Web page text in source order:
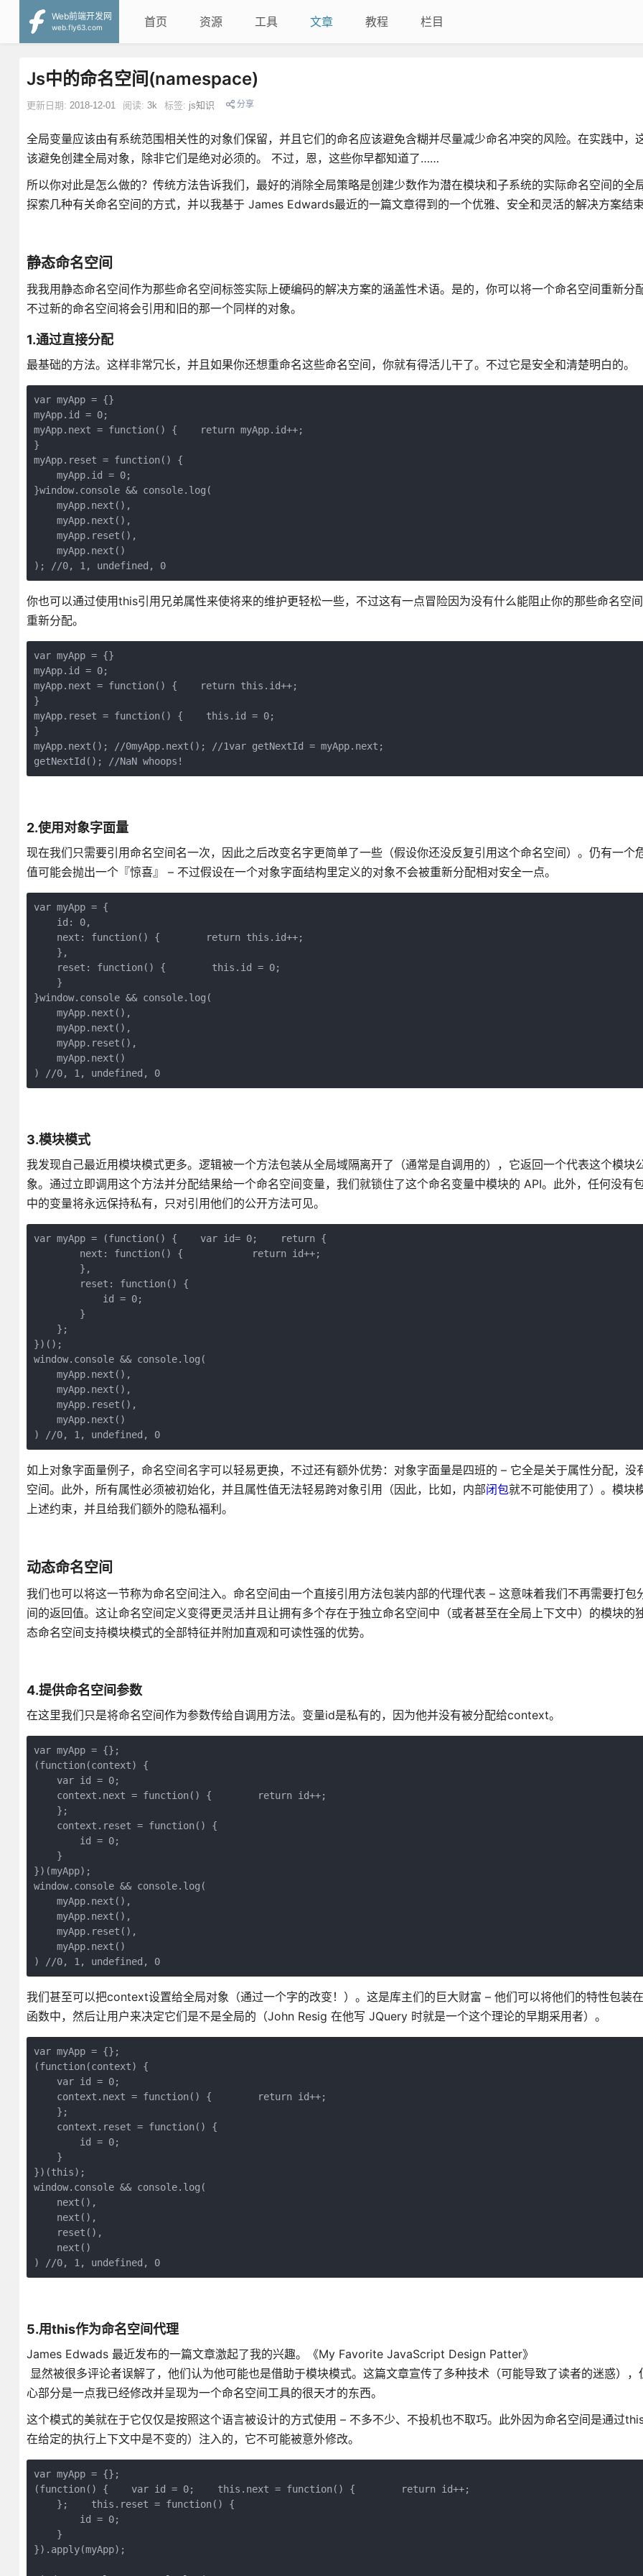
Web前端开发网
web.fly63.com
首页 资源 工具 文章 教程 栏目
Js中的命名空间(namespace)
更新日期: 2018-12-01 阅读: 3k 标签: js知识 分享
全局变量应该由有系统范围相关性的对象们保留，并且它们的命名应该避免含糊并尽量减少命名冲突的风险。在实践中，
该避免创建全局对象，除非它们是绝对必须的。 不过，恩，这些你早都知道了……
所以你对此是怎么做的？传统方法告诉我们，最好的消除全局策略是创建少数作为潜在模块和子系统的实际命名空间的全
探索几种有关命名空间的方式，并以我基于 James Edwards最近的一篇文章得到的一个优雅、安全和灵活的解决方案结束
静态命名空间
我我用静态命名空间作为那些命名空间标签实际上硬编码的解决方案的涵盖性术语。是的，你可以将一个命名空间重新分
不过新的命名空间将会引用和旧的那一个同样的对象。
1.通过直接分配
最基础的方法。这样非常冗长，并且如果你还想重命名这些命名空间，你就有得活儿干了。不过它是安全和清楚明白的。
var myApp = {}
myApp.id = 0;
myApp.next = function() {    return myApp.id++;
}
myApp.reset = function() {
myApp.id = 0;
}window.console && console.log(
myApp.next(),
myApp.next(),
myApp.reset(),
myApp.next()
); //0, 1, undefined, 0
你也可以通过使用this引用兄弟属性来使将来的维护更轻松一些，不过这有一点冒险因为没有什么能阻止你的那些命名空
重新分配。
var myApp = {}
myApp.id = 0;
myApp.next = function() {    return this.id++;
}
myApp.reset = function() {    this.id = 0;
}
myApp.next(); //0myApp.next(); //1var getNextId = myApp.next;
getNextId(); //NaN whoops!
2.使用对象字面量
现在我们只需要引用命名空间名一次，因此之后改变名字更简单了一些（假设你还没反复引用这个命名空间）。仍有一个
值可能会抛出一个『惊喜』 – 不过假设在一个对象字面结构里定义的对象不会被重新分配相对安全一点。
var myApp = {
id: 0,
next: function() {        return this.id++;
},
reset: function() {        this.id = 0;
}
}window.console && console.log(
myApp.next(),
myApp.next(),
myApp.reset(),
myApp.next()
) //0, 1, undefined, 0
3.模块模式
我发现自己最近用模块模式更多。逻辑被一个方法包装从全局域隔离开了（通常是自调用的），它返回一个代表这个模块
象。通过立即调用这个方法并分配结果给一个命名空间变量，我们就锁住了这个命名变量中模块的 API。此外，任何没有
中的变量将永远保持私有，只对引用他们的公开方法可见。
var myApp = (function() {    var id= 0;    return {
next: function() {            return id++;
},
reset: function() {
id = 0;
}
};
})();
window.console && console.log(
myApp.next(),
myApp.next(),
myApp.reset(),
myApp.next()
) //0, 1, undefined, 0
如上对象字面量例子，命名空间名字可以轻易更换，不过还有额外优势：对象字面量是四班的 – 它全是关于属性分配，没
空间。此外，所有属性必须被初始化，并且属性值无法轻易跨对象引用（因此，比如，内部闭包就不可能使用了）。模块
上述约束，并且给我们额外的隐私福利。
动态命名空间
我们也可以将这一节称为命名空间注入。命名空间由一个直接引用方法包装内部的代理代表 – 这意味着我们不再需要打包
间的返回值。这让命名空间定义变得更灵活并且让拥有多个存在于独立命名空间中（或者甚至在全局上下文中）的模块的
态命名空间支持模块模式的全部特征并附加直观和可读性强的优势。
4.提供命名空间参数
在这里我们只是将命名空间作为参数传给自调用方法。变量id是私有的，因为他并没有被分配给context。
var myApp = {};
(function(context) {
var id = 0;
context.next = function() {        return id++;
};
context.reset = function() {
id = 0;
}
})(myApp);
window.console && console.log(
myApp.next(),
myApp.next(),
myApp.reset(),
myApp.next()
) //0, 1, undefined, 0
我们甚至可以把context设置给全局对象（通过一个字的改变！）。这是库主们的巨大财富 – 他们可以将他们的特性包装
函数中，然后让用户来决定它们是不是全局的（John Resig 在他写 JQuery 时就是一个这个理论的早期采用者）。
var myApp = {};
(function(context) {
var id = 0;
context.next = function() {        return id++;
};
context.reset = function() {
id = 0;
}
})(this);
window.console && console.log(
next(),
next(),
reset(),
next()
) //0, 1, undefined, 0
5.用this作为命名空间代理
James Edwads 最近发布的一篇文章激起了我的兴趣。《My Favorite JavaScript Design Patter》
显然被很多评论者误解了，他们认为他可能也是借助于模块模式。这篇文章宣传了多种技术（可能导致了读者的迷惑），
心部分是一点我已经修改并呈现为一个命名空间工具的很天才的东西。
这个模式的美就在于它仅仅是按照这个语言被设计的方式使用 – 不多不少、不投机也不取巧。此外因为命名空间是通过
在给定的执行上下文中是不变的）注入的，它不可能被意外修改。
var myApp = {};
(function() {    var id = 0;    this.next = function() {        return id++;
};    this.reset = function() {
id = 0;
}
}).apply(myApp);